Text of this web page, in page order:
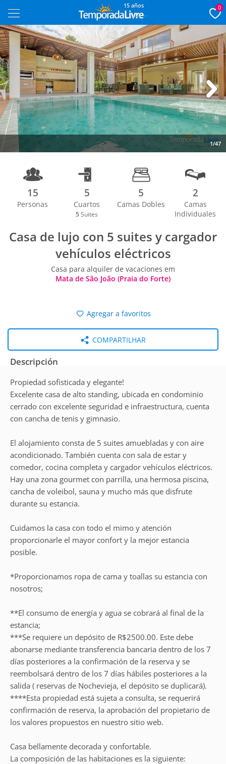
15 años 0
1/47
Next
15
Personas
5
Cuartos
5 Suites
5
Camas Dobles
2
Camas
Individuales
Casa de lujo con 5 suites y cargador
vehículos eléctricos
Casa para alquiler de vacaciones em
Mata de São João (Praia do Forte)
Agregar a favoritos
COMPARTILHAR
Descripción
Propiedad sofisticada y elegante!
Excelente casa de alto standing, ubicada en condominio
cerrado con excelente seguridad e infraestructura, cuenta
con cancha de tenis y gimnasio.
El alojamiento consta de 5 suites amuebladas y con aire
acondicionado. También cuenta con sala de estar y
comedor, cocina completa y cargador vehículos eléctricos.
Hay una zona gourmet con parrilla, una hermosa piscina,
cancha de voleibol, sauna y mucho más que disfrute
durante su estancia.
Cuidamos la casa con todo el mimo y atención
proporcionarle el mayor confort y la mejor estancia
posible.
*Proporcionamos ropa de cama y toallas su estancia con
nosotros;
**El consumo de energía y agua se cobrará al final de la
estancia;
***Se requiere un depósito de R$2500.00. Este debe
abonarse mediante transferencia bancaria dentro de los 7
días posteriores a la confirmación de la reserva y se
reembolsará dentro de los 7 días hábiles posteriores a la
salida ( reservas de Nochevieja, el depósito se duplicará).
****Esta propiedad está sujeta a consulta, se requerirá
confirmación de reserva, la aprobación del propietario de
los valores propuestos en nuestro sitio web.
Casa bellamente decorada y confortable.
La composición de las habitaciones es la siguiente: